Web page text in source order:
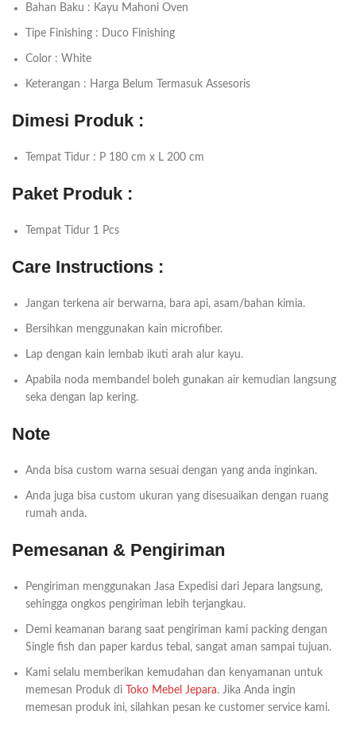
Bahan Baku : Kayu Mahoni Oven
Tipe Finishing : Duco Finishing
Color : White
Keterangan : Harga Belum Termasuk Assesoris
Dimesi Produk :
Tempat Tidur : P 180 cm x L 200 cm
Paket Produk :
Tempat Tidur 1 Pcs
Care Instructions :
Jangan terkena air berwarna, bara api, asam/bahan kimia.
Bersihkan menggunakan kain microfiber.
Lap dengan kain lembab ikuti arah alur kayu.
Apabila noda membandel boleh gunakan air kemudian langsung
seka dengan lap kering.
Note
Anda bisa custom warna sesuai dengan yang anda inginkan.
Anda juga bisa custom ukuran yang disesuaikan dengan ruang
rumah anda.
Pemesanan & Pengiriman
Pengiriman menggunakan Jasa Expedisi dari Jepara langsung,
sehingga ongkos pengiriman lebih terjangkau.
Demi keamanan barang saat pengiriman kami packing dengan
Single fish dan paper kardus tebal, sangat aman sampai tujuan.
Kami selalu memberikan kemudahan dan kenyamanan untuk
memesan Produk di
Toko Mebel Jepara. Jika Anda ingin
memesan produk ini, silahkan pesan ke customer service kami.